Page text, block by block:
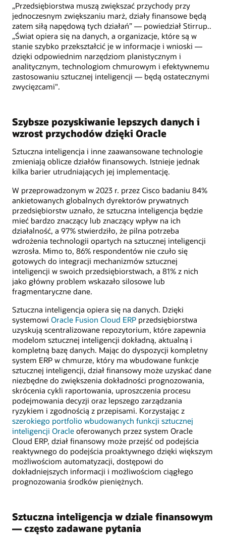
„Przedsiębiorstwa muszą zwiększać przychody przy
jednoczesnym zwiększaniu marż, działy finansowe będą
zatem siłą napędową tych działań” — powiedział Stirrup..
„Świat opiera się na danych, a organizacje, które są w
stanie szybko przekształcić je w informacje i wnioski —
dzięki odpowiednim narzędziom planistycznym i
analitycznym, technologiom chmurowym i efektywnemu
zastosowaniu sztucznej inteligencji — będą ostatecznymi
zwycięzcami".
Szybsze pozyskiwanie lepszych danych i
wzrost przychodów dzięki Oracle
Sztuczna inteligencja i inne zaawansowane technologie
zmieniają oblicze działów finansowych. Istnieje jednak
kilka barier utrudniających jej implementację.
W przeprowadzonym w 2023 r. przez Cisco badaniu 84%
ankietowanych globalnych dyrektorów prywatnych
przedsiębiorstw uznało, że sztuczna inteligencja będzie
mieć bardzo znaczący lub znaczący wpływ na ich
działalność, a 97% stwierdziło, że pilna potrzeba
wdrożenia technologii opartych na sztucznej inteligencji
wzrosła. Mimo to, 86% respondentów nie czuło się
gotowych do integracji mechanizmów sztucznej
inteligencji w swoich przedsiębiorstwach, a 81% z nich
jako główny problem wskazało silosowe lub
fragmentaryczne dane.
Sztuczna inteligencja opiera się na danych. Dzięki
systemowi Oracle Fusion Cloud ERP przedsiębiorstwa
uzyskują scentralizowane repozytorium, które zapewnia
modelom sztucznej inteligencji dokładną, aktualną i
kompletną bazę danych. Mając do dyspozycji kompletny
system ERP w chmurze, który ma wbudowane funkcje
sztucznej inteligencji, dział finansowy może uzyskać dane
niezbędne do zwiększenia dokładności prognozowania,
skrócenia cykli raportowania, uproszczenia procesu
podejmowania decyzji oraz lepszego zarządzania
ryzykiem i zgodnością z przepisami. Korzystając z
szerokiego portfolio wbudowanych funkcji sztucznej
inteligencji Oracle oferowanych przez system Oracle
Cloud ERP, dział finansowy może przejść od podejścia
reaktywnego do podejścia proaktywnego dzięki większym
możliwościom automatyzacji, dostępowi do
dokładniejszych informacji i możliwościom ciągłego
prognozowania środków pieniężnych.
Sztuczna inteligencja w dziale finansowym
— często zadawane pytania